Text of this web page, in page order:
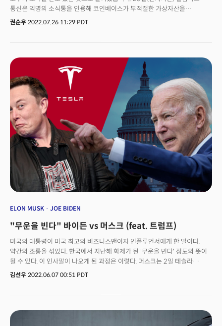
정체기를 겪고 있는데요. 이번에 발표한 크리에이터 지원책이 어느정도
효과가 있을까요? 결국 최후 승자는 컨텐츠 생산자인 크리에이터들에게 더
많은 경제적 혜택을 주는 동시에 구독자들과 더 자유롭게 연결될 수 있도록
통신은 익명의 소식통을 인용해 코인베이스가 부적절한 가상자산을
거래했는지 여부를 조사하고 있다고 전했는데요. 당국은 코인베이스에 상장돼
있는데요. 해당 제품이 증권으로 간주될 경우에는 SEC에 거래소로
등록해야만 합니다. 이에 대해 코인베이스 측은 "우리의 엄격한 실사
프로세스는 이미 SEC의 검토를 거친 것"이라며 "이는 코인베이스 거래소에서
유가증권이 거래되지 않는다는 것을 확신한다. 관련 이슈에 대해 SEC와
협력하겠다"라고 밝혔습니다. SEC는 현재 관련 논평을 거부했다고
블룸버그는 전했습니다.👉성장 속도 못 따라간 규제 감독이 문제 이런 논란이
나오는 이유는 감독 당국이 암호화폐 거래와 관련해 적시에 규제를 마련하지
못했기 때문으로 보입니다. 실제로 코인베이스는 그간 감독 방식에 대해
지속해서 당국과 논쟁을 벌여왔는데요. SEC가 보다 명확한 규제와 방침을
마련해야 한다는 입장을 내비쳐왔습니다. 암호화폐 가격이 사상 최고치에서
폭락하고, 손실을 본 투자자들이 속출하면서 최근 정계와 SEC 내부에서 거래
플랫폼에 대해 더 많은 규제가 필요하다는 식의 주장이 나오고 있는
상황입니다. 코인베이스는 당국의 조사 이외에도 주가 하락에 따른 부진을
면치 못하고 있는데요. 지난해 400달러를 넘어섰던 주가는 올해 들어서만
배런스는 JP모건 케네스 워딩턴 애널리스트의 보고서를 인용해 "암호화폐
주가 하락이 주주들에게 리스크를 가져올 수 있다"라고 전했는데요. JP모건이
지적한 부분은 이들 회사가 직원들에게 제공한 주식보상프로그램(Restricted
Stock Unit, RSU) 때문에 향후 5년간 주식가치가 3분의 1 수준으로 희석될
수 있다는 건데요. 이 보상체계는 특정 기간에 기업이 내건 목표를 달성하면
주식을 지급합니다. 스톡옵션과 달리 조건을 충족하면 무상으로 주식을
지급하게 되는 건데요. 현재 공모가보다 주가가 낮은 상황에서 현 속도로
15% 이상 급락한 56달러대에 거래됐습니다.
권순우 2022.07.26 11:29 PDT
ELON MUSK JOE BIDEN
"무운을 빈다" 바이든 vs 머스크 (feat. 트럼프)
미국의 대통령이 미국 최고의 비즈니스맨이자 인플루언서에게 한 말이다.
약간의 조롱을 섞었다. 한국에서 지난해 화제가 된 '무운을 빈다' 정도의 뜻이
될 수 있다. 이 인사말이 나오게 된 과정은 이렇다. 머스크는 2일 테슬라
임원에게 보낸 메일에서 미국 경제에 대한 “느낌이 매우 좋지 않다”며 직원의
바이든은 이렇게 답했다.“일론 머스크가 그런 얘기를 하고 있는 사이 포드는
새로운 전기차를 양산하기 위해 미국 중서부에 6000개의 새로운 일자리를
김선우 2022.06.07 00:51 PDT